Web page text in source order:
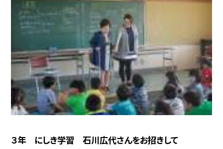
３年 にしき学習 石川広代さんをお招きして